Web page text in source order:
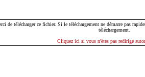
de télécharger ce fichier. Si le téléchargement ne démarre pas
téléchargement.
Cliquez ici si vous n'êtes pas redirigé